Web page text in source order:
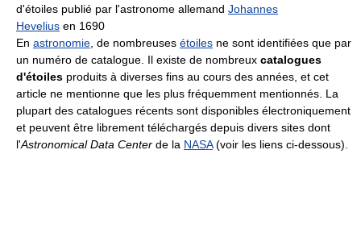
d'étoiles publié par l'astronome allemand Johannes
Hevelius en 1690
En astronomie, de nombreuses étoiles ne sont identifiées que par
un numéro de catalogue. Il existe de nombreux catalogues
d'étoiles produits à diverses fins au cours des années, et cet
article ne mentionne que les plus fréquemment mentionnés. La
plupart des catalogues récents sont disponibles électroniquement
et peuvent être librement téléchargés depuis divers sites dont
l'Astronomical Data Center de la NASA(voir les liens ci-dessous).